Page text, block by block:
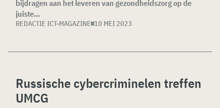
bijdragen aan het leveren van gezondheidszorg op de
juiste...
REDACTIE ICT-MAGAZINE 10 MEI 2023
Russische cybercriminelen treffen
UMCG